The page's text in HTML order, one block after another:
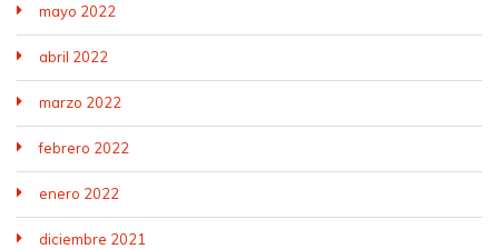
mayo 2022
abril 2022
marzo 2022
febrero 2022
enero 2022
diciembre 2021